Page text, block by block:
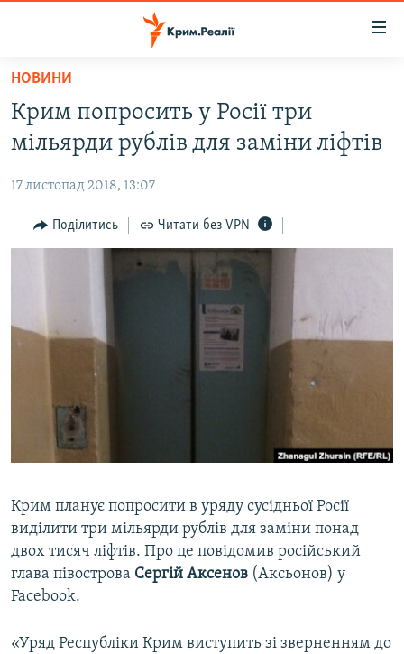
Перейти
основного
матеріалу
до
навігації
Перейти
ВОДА.КРИМ
ВІДЕО ТА ФОТО
ПОЛІТИКА
БЛОГИ
ВСЕ ЗА ДЕНЬ
ВІДЕОУРОКИ «ELIFBE»
СВІДЧЕННЯ ОКУПАЦІЇ
ІНФОГРАФІКА
Русский
Qırımtatar
ДОЛУЧАЙСЯ!
Усі сайти RFE/RL
НОВИНИ
Крим попросить у Росії три
мільярди рублів для заміни ліфтів
17 листопад 2018, 13:07
Поділитись Читати без VPN
Крим планує попросити в уряду сусідньої Росії
виділити три мільярди рублів для заміни понад
двох тисяч ліфтів. Про це повідомив російський
глава півострова Сергій Аксенов (Аксьонов) у
Facebook.
«Уряд Республіки Крим виступить зі зверненням до